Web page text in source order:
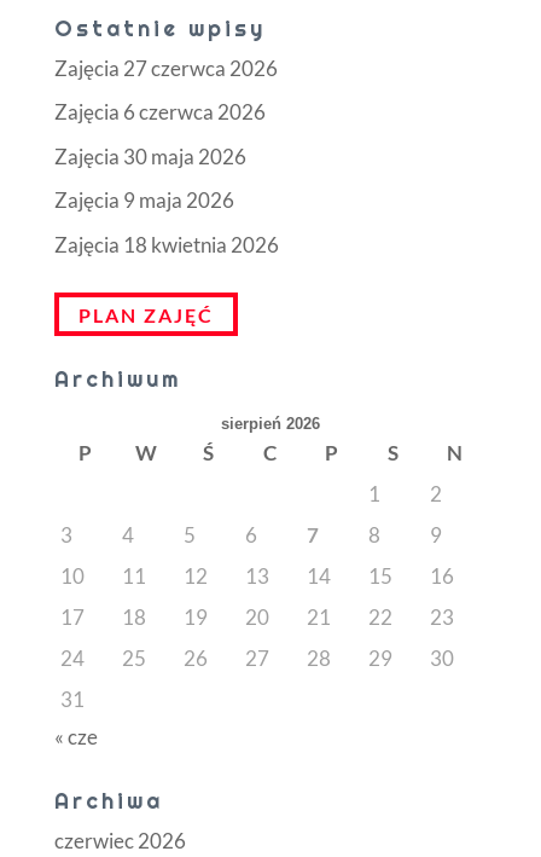
Ostatnie wpisy
Zajęcia 27 czerwca 2026
Zajęcia 6 czerwca 2026
Zajęcia 30 maja 2026
Zajęcia 9 maja 2026
Zajęcia 18 kwietnia 2026
PLAN ZAJĘĆ
Archiwum
sierpień 2026
P W Ś C P S
N
1
2
3
4 5 6 7 8
9
10
11 12 13 14 15
16
17
18 19 20 21 22
23
24
25 26 27 28 29
30
31
« cze
Archiwa
czerwiec 2026